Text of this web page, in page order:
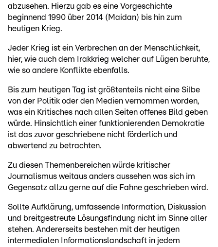
abzusehen. Hierzu gab es eine Vorgeschichte
beginnend 1990 über 2014 (Maidan) bis hin zum
heutigen Krieg.
Jeder Krieg ist ein Verbrechen an der Menschlichkeit,
hier, wie auch dem Irakkrieg welcher auf Lügen beruhte,
wie so andere Konflikte ebenfalls.
Bis zum heutigen Tag ist größtenteils nicht eine Silbe
von der Politik oder den Medien vernommen worden,
was ein Kritisches nach allen Seiten offenes Bild geben
würde. Hinsichtlich einer funktionierenden Demokratie
ist das zuvor geschriebene nicht förderlich und
abwertend zu betrachten.
Zu diesen Themenbereichen würde kritischer
Journalismus weitaus anders aussehen was sich im
Gegensatz allzu gerne auf die Fahne geschrieben wird.
Sollte Aufklärung, umfassende Information, Diskussion
und breitgestreute Lösungsfindung nicht im Sinne aller
stehen. Andererseits bestehen mit der heutigen
intermedialen Informationslandschaft in jedem